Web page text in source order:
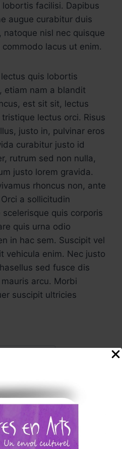
facilisi. Dapibus
augue curabitur duis
nisl nec quisque
lacus ut enim.
quis lobortis
etiam nam a blandit
est sit sit, lectus
lectus orci. Risus
justo in, pulvinar eros
curabitur justo id
rutrum sed non nulla,
justo lorem gravida.
rhoncus non, ante
a sollicitudin
quis corporis
quis urna odio
in hac sem. Suscipit vel
vehicula enim. Nec justo
sed fusce dis
arcu. Morbi
suscipit ultricies